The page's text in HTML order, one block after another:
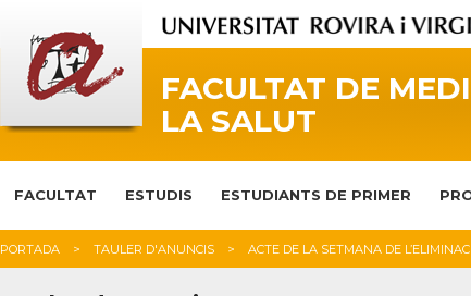
FACULTAT DE
LA SALUT
FACULTAT ESTUDIS ESTUDIANTS DE PRIMER
PORTADA TAULER D'ANUNCIS ACTE DE LA SETMANA DE